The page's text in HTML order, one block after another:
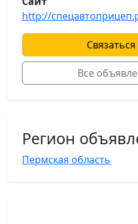
http://
Все
Регион
Пермская область